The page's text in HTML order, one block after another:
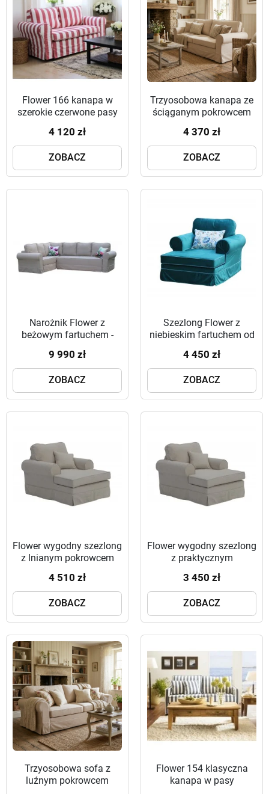
Flower 166 kanapa w
szerokie czerwone pasy
4 120 zł
ZOBACZ
Trzyosobowa kanapa ze
ściąganym pokrowcem
angielskim z falbaną
4 370 zł
ZOBACZ
Narożnik Flower z
beżowym fartuchem -
meblefox.com
9 990 zł
ZOBACZ
Szezlong Flower z
niebieskim fartuchem od
i Styl w Twoim Wnętrzu
4 450 zł
ZOBACZ
Flower wygodny szezlong
z lnianym pokrowcem
4 510 zł
ZOBACZ
Flower wygodny szezlong
z praktycznym
3 450 zł
ZOBACZ
Trzyosobowa sofa z
luźnym pokrowcem
Flower 154 klasyczna
kanapa w pasy